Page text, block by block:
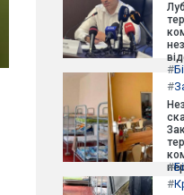
#
#
#
#